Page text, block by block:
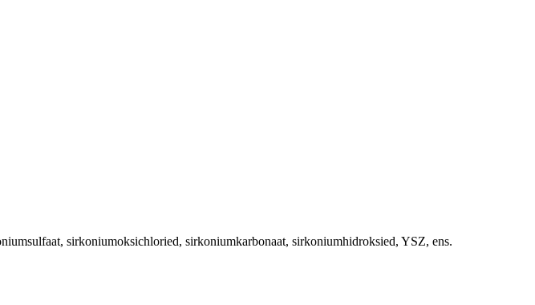
sirkoniumoksichloried, sirkoniumkarbonaat, sirkoniumhidroksied, YSZ, ens.